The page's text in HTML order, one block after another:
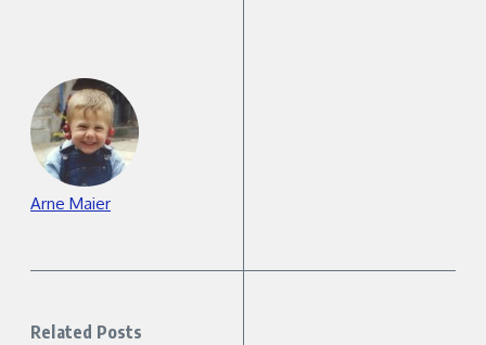
Arne Maier
Related Posts